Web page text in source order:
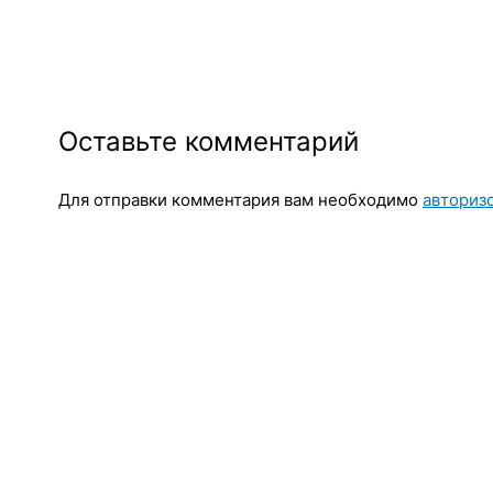
Оставьте комментарий
Для отправки комментария вам необходимо